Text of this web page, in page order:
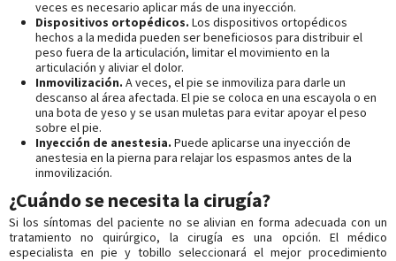
veces es necesario aplicar más de una inyección.
Dispositivos ortopédicos. Los dispositivos ortopédicos
hechos a la medida pueden ser beneficiosos para distribuir el
peso fuera de la articulación, limitar el movimiento en la
articulación y aliviar el dolor.
Inmovilización. A veces, el pie se inmoviliza para darle un
descanso al área afectada. El pie se coloca en una escayola o en
una bota de yeso y se usan muletas para evitar apoyar el peso
sobre el pie.
Inyección de anestesia. Puede aplicarse una inyección de
anestesia en la pierna para relajar los espasmos antes de la
inmovilización.
¿Cuándo se necesita la cirugía?
Si los síntomas del paciente no se alivian en forma adecuada con un
tratamiento no quirúrgico, la cirugía es una opción. El médico
especialista en pie y tobillo seleccionará el mejor procedimiento